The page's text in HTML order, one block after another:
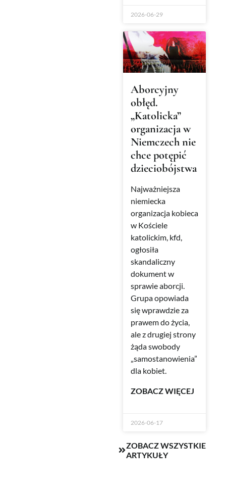
2026-06-29
Aborcyjny
obłęd.
„Katolicka”
organizacja w
Niemczech nie
chce potępić
dzieciobójstwa
Najważniejsza
niemiecka
organizacja kobieca
w Kościele
katolickim, kfd,
ogłosiła
skandaliczny
dokument w
sprawie aborcji.
Grupa opowiada
się wprawdzie za
prawem do życia,
ale z drugiej strony
żąda swobody
„samostanowienia”
dla kobiet.
ZOBACZ WIĘCEJ
2026-06-17
ZOBACZ WSZYSTKIE
ARTYKUŁY